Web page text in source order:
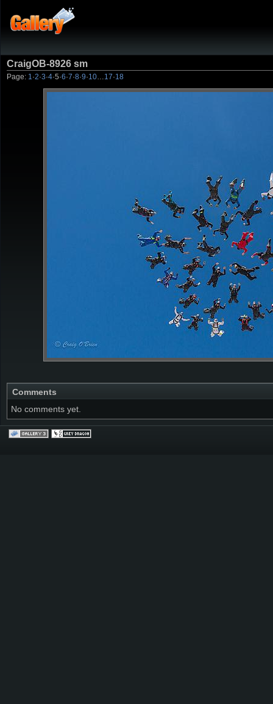
CraigOB-8926 sm
Page: 1 ·2·3·4·5·6·7·8·9·10 17·18
Comments
No comments yet.